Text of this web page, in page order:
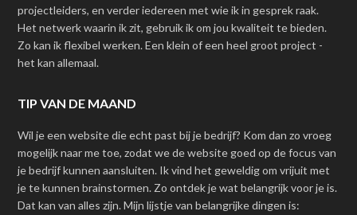
projectleiders, en verder iedereen met wie ik in gesprek raak.
Het netwerk waarin ik zit, gebruik ik om jou kwaliteit te bieden.
Zo kan ik flexibel werken. Een klein of een heel groot project -
het kan allemaal.
TIP VAN DE MAAND
Wil je een website die echt past bij je bedrijf? Kom dan zo vroeg
mogelijk naar me toe, zodat we de website goed op de focus van
je bedrijf kunnen aansluiten. Ik vind het geweldig om vrijuit met
je te kunnen brainstormen. Zo ontdek je wat belangrijk voor je is.
Dat kan van alles zijn. Mijn lijstje van belangrijke dingen is: